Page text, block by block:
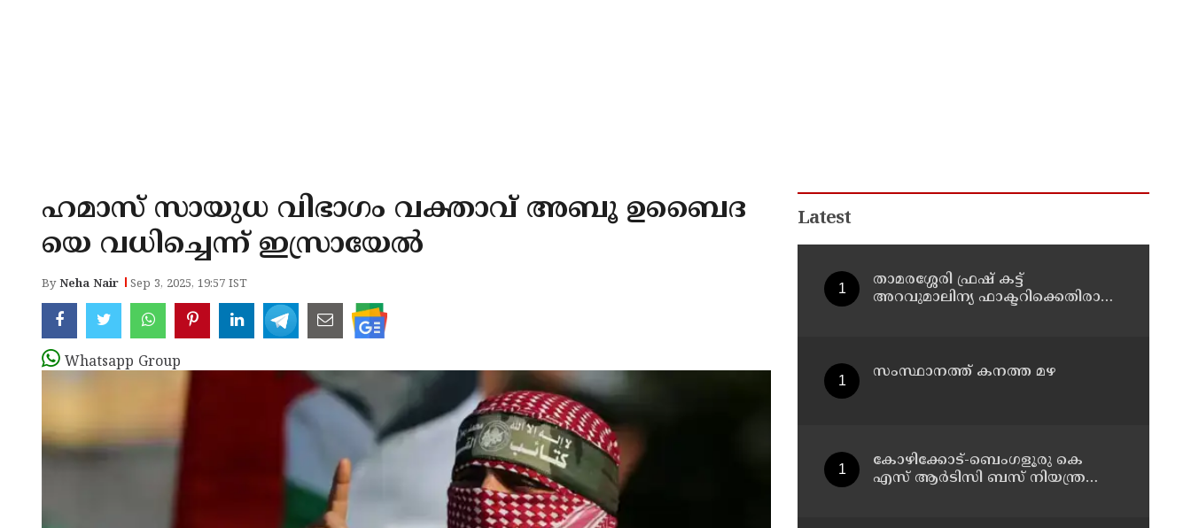
ഹ​മാ​സ് സാ​യു​ധ വി​ഭാ​ഗം വ​ക്താ​വ് അ​ബൂ ഉബൈദ
യെ വധിച്ചെന്ന് ഇസ്രായേൽ
ByNeha Nair Sep 3, 2025, 19:57 IST
Whatsapp Group
Latest
താമരശ്ശേരി ഫ്രഷ് കട്ട്
അറവുമാലിന്യ ഫാക്ടറിക്കെതിരായ
സംസ്ഥാനത്ത് കനത്ത മഴ
കോഴിക്കോട്-ബെംഗളൂരു കെ
എസ് ആര്‍ടിസി ബസ് നിയന്ത്രണം